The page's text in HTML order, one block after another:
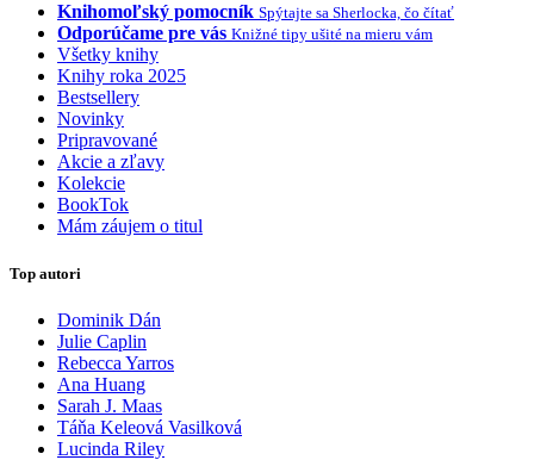
Knihomoľský pomocník Spýtajte sa Sherlocka, čo čítať
Odporúčame pre vás Knižné tipy ušité na mieru vám
Všetky knihy
Knihy roka 2025
Bestsellery
Novinky
Pripravované
Akcie a zľavy
Kolekcie
BookTok
Mám záujem o titul
Top autori
Dominik Dán
Julie Caplin
Rebecca Yarros
Ana Huang
Sarah J. Maas
Táňa Keleová Vasilková
Lucinda Riley